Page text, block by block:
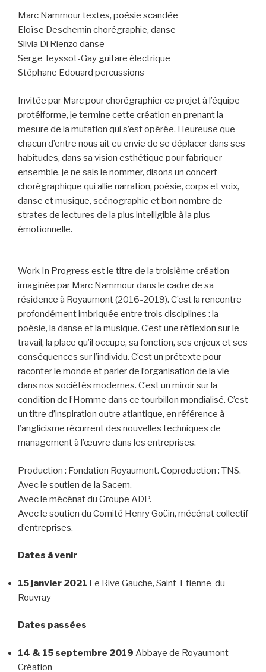
Marc Nammour textes, poésie scandée
Eloïse Deschemin chorégraphie, danse
Silvia Di Rienzo danse
Serge Teyssot-Gay guitare électrique
Stéphane Edouard percussions
Invitée par Marc pour chorégraphier ce projet à l’équipe
protéiforme, je termine cette création en prenant la
mesure de la mutation qui s’est opérée. Heureuse que
chacun d’entre nous ait eu envie de se déplacer dans ses
habitudes, dans sa vision esthétique pour fabriquer
ensemble, je ne sais le nommer, disons un concert
chorégraphique qui allie narration, poésie, corps et voix,
danse et musique, scénographie et bon nombre de
strates de lectures de la plus intelligible à la plus
émotionnelle.
Work In Progress est le titre de la troisième création
imaginée par Marc Nammour dans le cadre de sa
résidence à Royaumont (2016-2019). C’est la rencontre
profondément imbriquée entre trois disciplines : la
poésie, la danse et la musique. C’est une réflexion sur le
travail, la place qu’il occupe, sa fonction, ses enjeux et ses
conséquences sur l’individu. C’est un prétexte pour
raconter le monde et parler de l’organisation de la vie
dans nos sociétés modernes. C’est un miroir sur la
condition de l’Homme dans ce tourbillon mondialisé. C’est
un titre d’inspiration outre atlantique, en référence à
l’anglicisme récurrent des nouvelles techniques de
management à l’œuvre dans les entreprises.
Production : Fondation Royaumont. Coproduction : TNS.
Avec le soutien de la Sacem.
Avec le mécénat du Groupe ADP.
Avec le soutien du Comité Henry Goüin, mécénat collectif
d’entreprises.
Dates à venir
15 janvier 2021 Le Rive Gauche, Saint-Etienne-du-
Rouvray
Dates passées
14 & 15 septembre 2019 Abbaye de Royaumont –
Création